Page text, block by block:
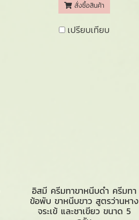
สั่งซื้อสินค้า
เปรียบเทียบ
อิสมี ครีมทาขาหนีบดำ ครีมทา
ข้อพับ ขาหนีบขาว สูตรว่านหาง
จระเข้ และชาเขียว ขนาด 5